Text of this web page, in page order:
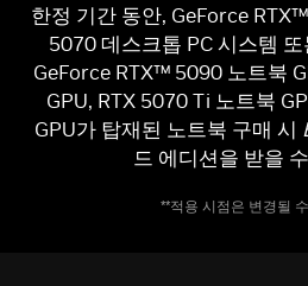
한정 기간 동안, GeForce
5070 데스크톱 PC 시스템
GeForce RTX™ 5090 노트북
GPU, RTX 5070 Ti 노트북
GPU가 탑재된 노트북 구매 시
드 에디션을 받을
**적용 시점은 변경될